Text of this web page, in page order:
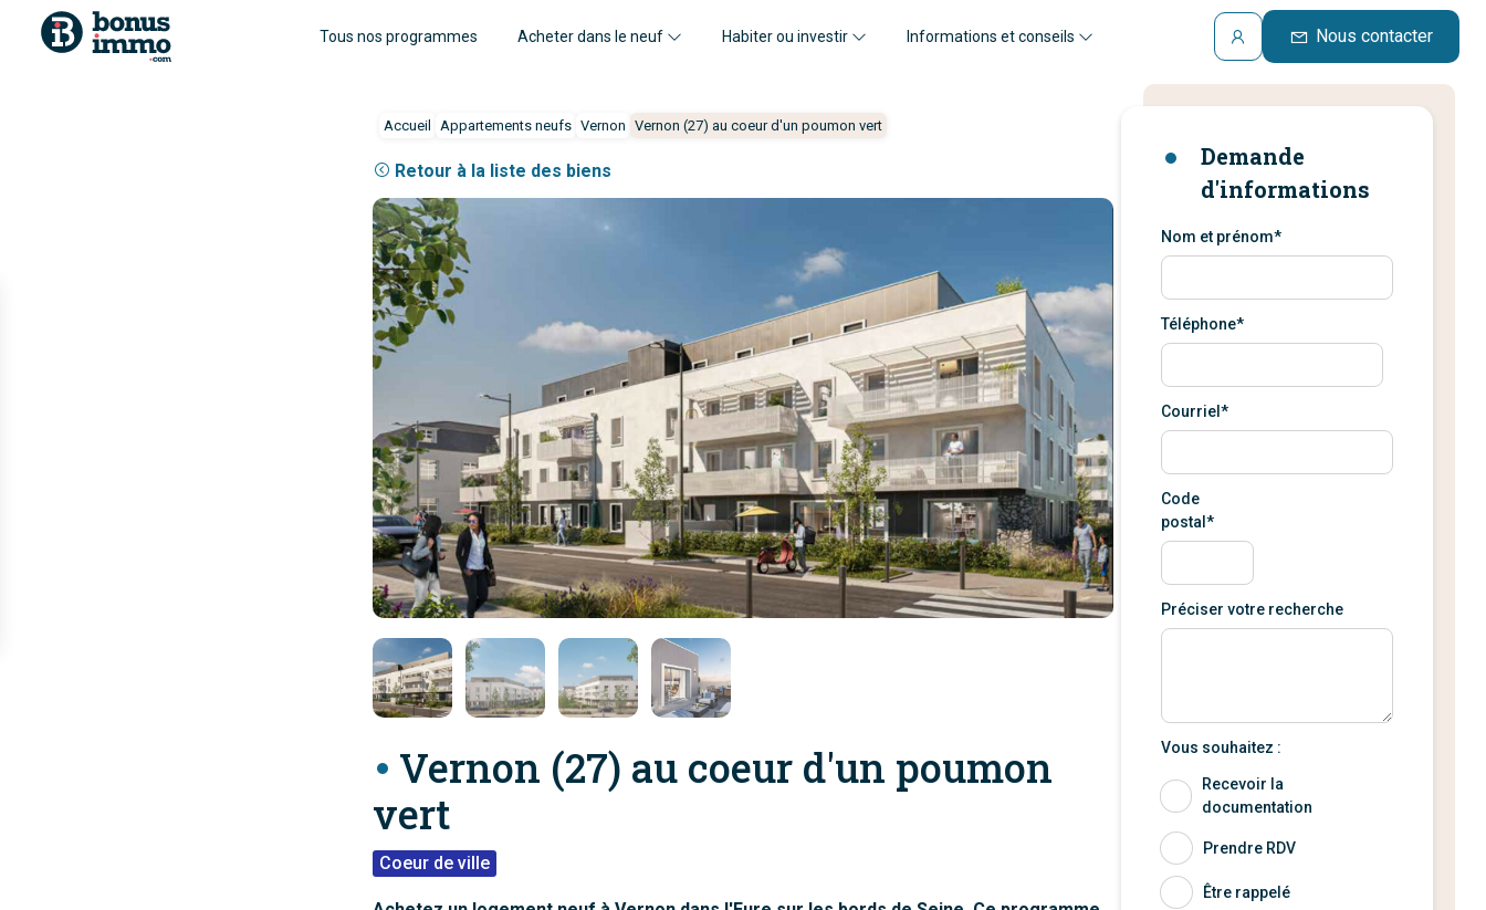
Tous nos programmes Acheter dans le neuf Habiter ou investir Informations et conseils Nous contacter
Accueil Appartements neufs Vernon Vernon (27) au coeur d'un poumon vert
Retour à la liste des biens
Vernon (27) au coeur d'un poumon
vert
Coeur de ville
Demande
d'informations
Nom et prénom*
Téléphone*
Courriel*
Code
postal*
Préciser votre recherche
Vous souhaitez :
Recevoir la
documentation
Prendre RDV
Être rappelé